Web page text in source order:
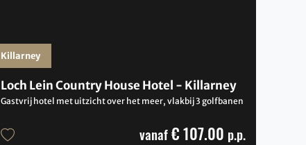
Loch Lein Country House Hotel - Killarney
Gastvrij hotel met uitzicht over het meer, vlakbij 3 golfbanen
vanaf€ 107.00 p.p.
Killarney